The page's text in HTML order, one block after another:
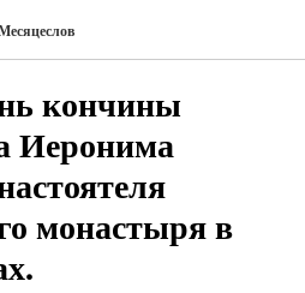
кончины
Иеронима
монастыря в